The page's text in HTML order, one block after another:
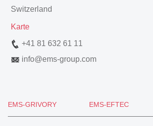
Switzerland
Karte
+41 81 632 61 11
info@ems-group.com
EMS-GRIVORY EMS-EFTEC